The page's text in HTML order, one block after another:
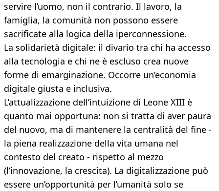
servire l’uomo, non il contrario. Il lavoro, la
famiglia, la comunità non possono essere
sacrificate alla logica della iperconnessione.
La solidarietà digitale: il divario tra chi ha accesso
alla tecnologia e chi ne è escluso crea nuove
forme di emarginazione. Occorre un’economia
digitale giusta e inclusiva.
L’attualizzazione dell’intuizione di Leone XIII è
quanto mai opportuna: non si tratta di aver paura
del nuovo, ma di mantenere la centralità del fine -
la piena realizzazione della vita umana nel
contesto del creato - rispetto al mezzo
(l’innovazione, la crescita). La digitalizzazione può
essere un’opportunità per l’umanità solo se